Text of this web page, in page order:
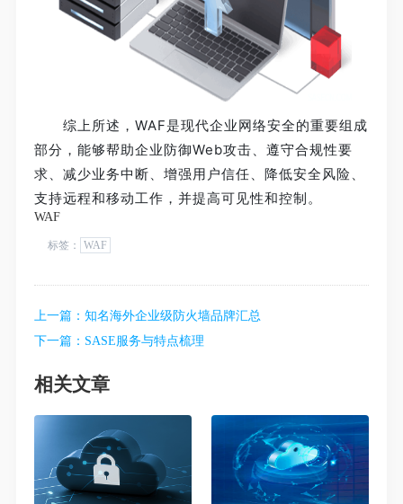
综上所述，WAF是现代企业网络安全的重要组成
部分，能够帮助企业防御Web攻击、遵守合规性要
求、减少业务中断、增强用户信任、降低安全风险、
支持远程和移动工作，并提高可见性和控制。
WAF
标签： WAF
上一篇： 知名海外企业级防火墙品牌汇总
下一篇： SASE服务与特点梳理
相关文章